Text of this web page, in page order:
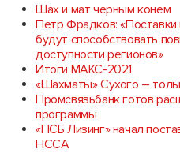
Шах и мат черным конем
Петр Фрадков:
будут способствовать
доступности регионов»
Итоги МАКС-2021
«Шахматы» Сухого –
Промсвязьбанк готов
программы
«ПСБ Лизинг» начал
НССА